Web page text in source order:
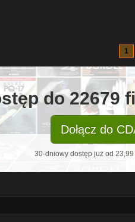
1
do
Dołącz do
30-dniowy dostęp już od